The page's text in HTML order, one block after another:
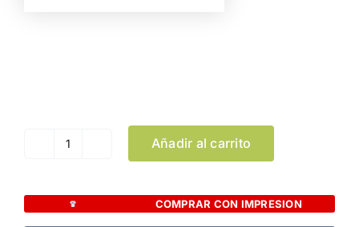
Palas
Kongal
cantidad
Añadir al carrito
COMPRAR CON IMPRESION